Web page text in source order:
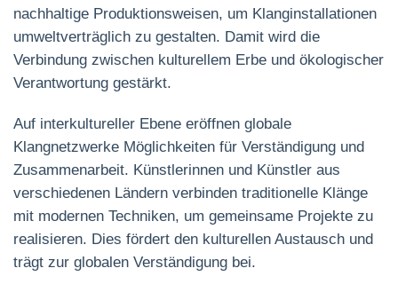
nachhaltige Produktionsweisen, um Klanginstallationen
umweltverträglich zu gestalten. Damit wird die
Verbindung zwischen kulturellem Erbe und ökologischer
Verantwortung gestärkt.
Auf interkultureller Ebene eröffnen globale
Klangnetzwerke Möglichkeiten für Verständigung und
Zusammenarbeit. Künstlerinnen und Künstler aus
verschiedenen Ländern verbinden traditionelle Klänge
mit modernen Techniken, um gemeinsame Projekte zu
realisieren. Dies fördert den kulturellen Austausch und
trägt zur globalen Verständigung bei.